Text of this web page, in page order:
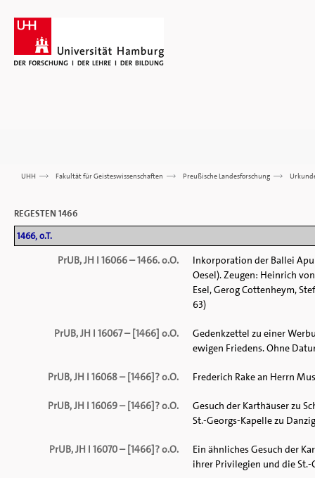
UHH >>> Fakultät für Geisteswissenschaften >>> Preußische Landesforschung >>>
REGESTEN 1466
1466, o.T.
PrUB, JH I 16066 – 1466. o.O.
Inkorporation der Ballei
Oesel). Zeugen: Heinrich
Esel, Gerog Cottenheym,
63)
PrUB, JH I 16067 – [1466] o.O.
Gedenkzettel zu einer
ewigen Friedens. Ohne
PrUB, JH I 16068 – [1466]? o.O. Frederich Rake an Herrn
PrUB, JH I 16069 – [1466]? o.O.
Gesuch der Karthäuser zu
St.-Georgs-Kapelle zu
PrUB, JH I 16070 – [1466]? o.O.
Ein ähnliches Gesuch der
ihrer Privilegien und die St.-